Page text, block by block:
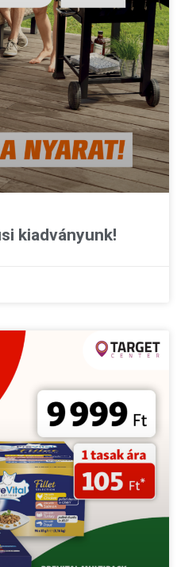
kiadványunk!